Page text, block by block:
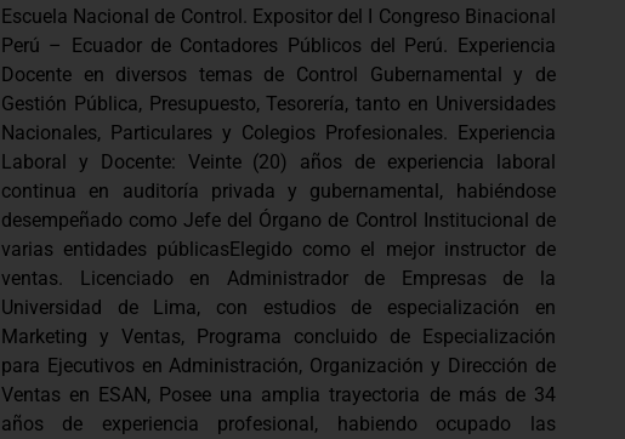
Escuela Nacional de Control. Expositor del I Congreso Binacional
Perú – Ecuador de Contadores Públicos del Perú. Experiencia
Docente en diversos temas de Control Gubernamental y de
Gestión Pública, Presupuesto, Tesorería, tanto en Universidades
Nacionales, Particulares y Colegios Profesionales. Experiencia
Laboral y Docente: Veinte (20) años de experiencia laboral
continua en auditoría privada y gubernamental, habiéndose
desempeñado como Jefe del Órgano de Control Institucional de
varias entidades públicasElegido como el mejor instructor de
ventas. Licenciado en Administrador de Empresas de la
Universidad de Lima, con estudios de especialización en
Marketing y Ventas, Programa concluido de Especialización
para Ejecutivos en Administración, Organización y Dirección de
Ventas en ESAN, Posee una amplia trayectoria de más de 34
años de experiencia profesional, habiendo ocupado las